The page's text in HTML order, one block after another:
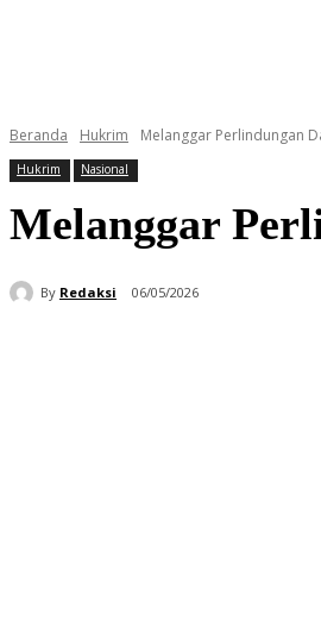
Beranda Hukrim Melanggar Perlindungan
Hukrim Nasional
Melanggar
By Redaksi 06/05/2026